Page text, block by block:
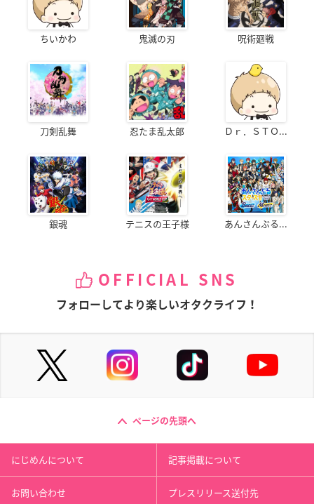
ちいかわ 鬼滅の刃 呪術廻戦
刀剣乱舞 忍たま乱太郎 Ｄｒ．ＳＴＯ...
銀魂 テニスの王子様 あんさんぶる...
OFFICIAL SNS
フォローしてより楽しいオタクライフ！
ページの先頭へ
にじめんについて 記事掲載について
お問い合わせ プレスリリース送付先